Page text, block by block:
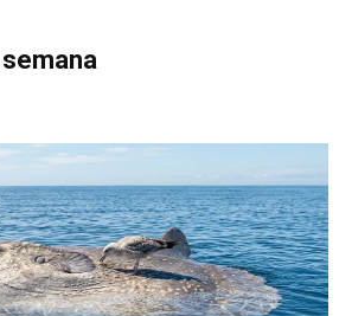
na superfície oceânica para
removam ectoparasitas